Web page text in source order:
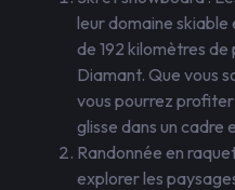
leur domaine
de 192 kilomètres de
Diamant. Que vous
vous pourrez
glisse dans un cadre
Randonnée en
explorer les